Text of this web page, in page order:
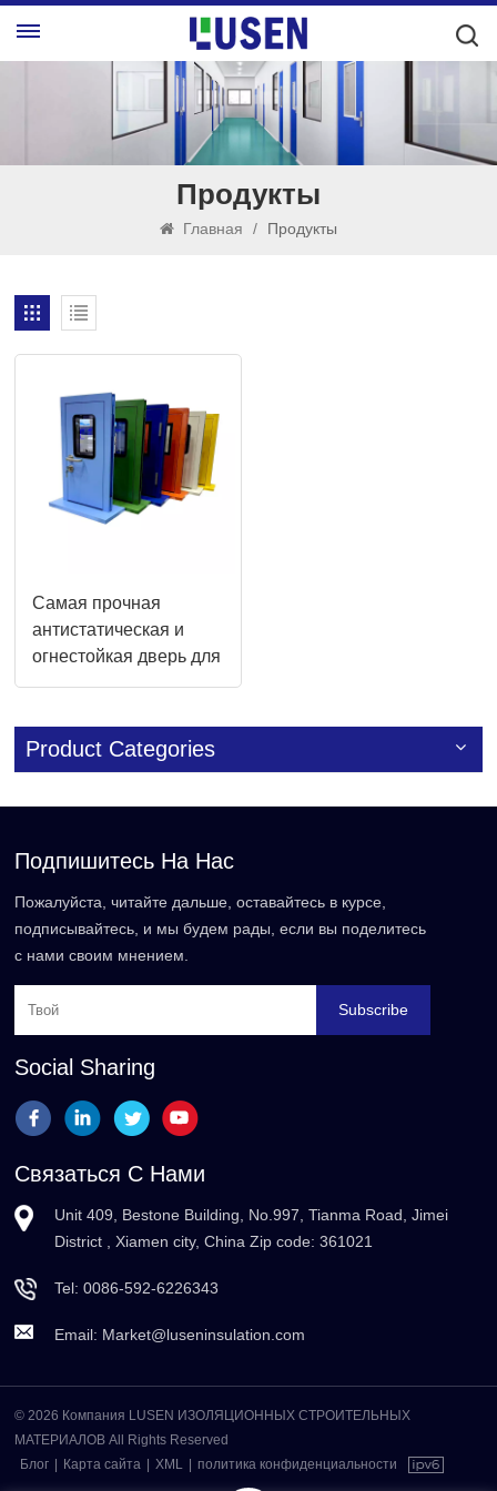
Продукты
Главная / Продукты
Самая прочная
антистатическая и
огнестойкая дверь для
чистых помещений со
для химических
заводов
Product Categories
Подпишитесь На Нас
Пожалуйста, читайте дальше, оставайтесь в курсе,
подписывайтесь, и мы будем рады, если вы поделитесь
с нами своим мнением.
Subscribe
Social Sharing
Связаться С Нами
Unit 409, Bestone Building, No.997, Tianma Road, Jimei
District , Xiamen city, China Zip code: 361021
Tel:0086-592-6226343
Email: Market@luseninsulation.com
© 2026 Компания LUSEN ИЗОЛЯЦИОННЫХ СТРОИТЕЛЬНЫХ
МАТЕРИАЛОВ All Rights Reserved
Блог
Карта сайта XML политика конфиденциальности